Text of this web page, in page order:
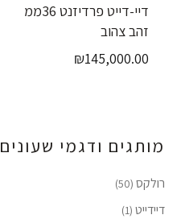
מותגים ודגמי שעונים
רולקס (50)
דיידייט (1)
דיי-דייט פרדיזנט 36ממ
זהב צהוב
₪145,000.00